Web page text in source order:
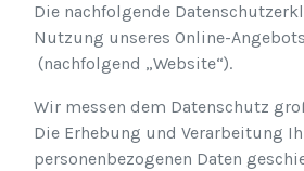
Die nachfolgende
Nutzung unseres Online-Angebots
(nachfolgend „Website“).
Wir messen dem Datenschutz
Die Erhebung und Verarbeitung
personenbezogenen Daten